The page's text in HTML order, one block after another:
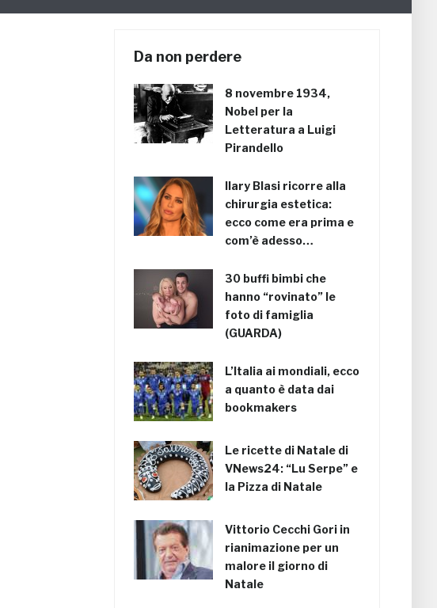
Da non perdere
8 novembre 1934,
Nobel per la
Letteratura a Luigi
Pirandello
Ilary Blasi ricorre alla
chirurgia estetica:
ecco come era prima e
com’è adesso…
30 buffi bimbi che
hanno “rovinato” le
foto di famiglia
(GUARDA)
L’Italia ai mondiali, ecco
a quanto è data dai
bookmakers
Le ricette di Natale di
VNews24: “Lu Serpe” e
la Pizza di Natale
Vittorio Cecchi Gori in
rianimazione per un
malore il giorno di
Natale